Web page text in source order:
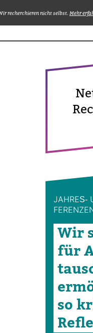
recherchieren nicht selbst. Mehr
JAHRES-​
Wir
für
so